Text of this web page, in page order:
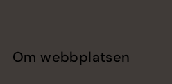
Om webbplatsen